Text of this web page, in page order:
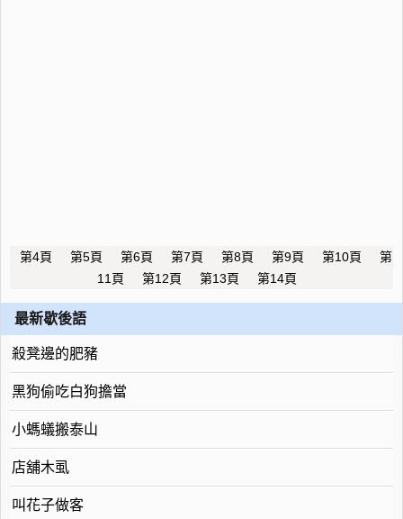
第4頁 第5頁 第6頁 第7頁 第8頁 第9頁 第10頁
第
11頁
第12頁 第13頁 第14頁
最新歇後語
殺凳邊的肥豬
黑狗偷吃白狗擔當
小螞蟻搬泰山
店舖木虱
叫花子做客